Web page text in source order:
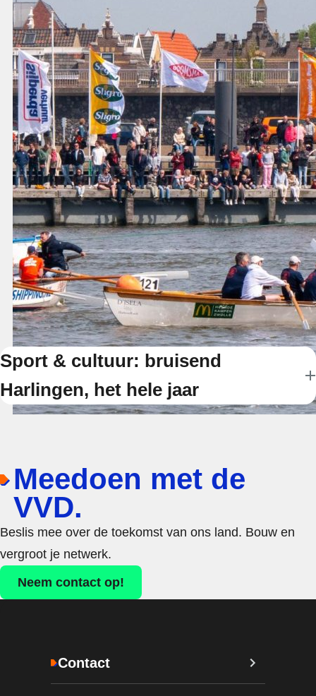
Sport & cultuur: bruisend
Harlingen, het hele jaar
Meedoen met de
VVD.
Beslis mee over de toekomst van ons land. Bouw en
vergroot je netwerk.
Neem contact op!
Contact